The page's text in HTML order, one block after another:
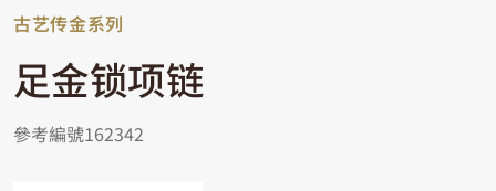
古艺传金系列
足金锁项链
參考編號162342